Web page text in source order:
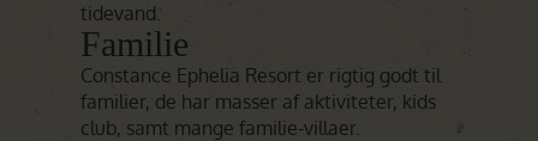
tidevand.
Familie
Constance Ephelia Resort er rigtig godt til
familier, de har masser af aktiviteter, kids
club, samt mange familie-villaer.